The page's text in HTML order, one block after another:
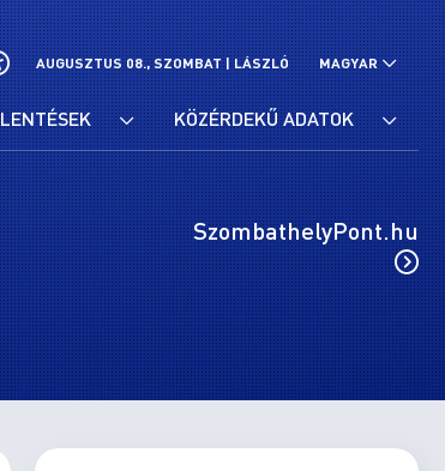
AUGUSZTUS 08., SZOMBAT |LÁSZLÓ MAGYAR
KÖZÉRDEKŰ ADATOK
SzombathelyPont.hu